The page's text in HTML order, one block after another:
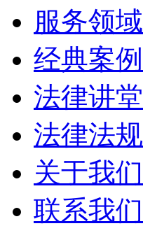
服务领域
经典案例
法律讲堂
法律法规
关于我们
联系我们